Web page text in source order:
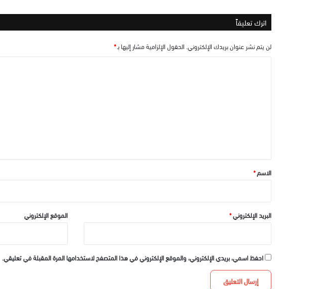
اترك تعليقاً
لن يتم نشر عنوان بريدك الإلكتروني. الحقول الإلزامية مشار إليها بـ*
*الاسم*
البريد الإلكتروني* الموقع الإلكتروني
احفظ اسمي، بريدي الإلكتروني، والموقع الإلكتروني في هذا المتصفح لاستخدامها المرة المقبلة في تعليقي.